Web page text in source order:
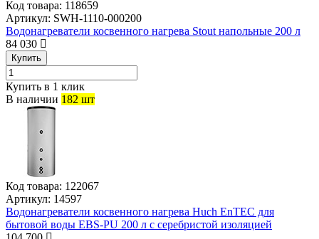
Код товара: 118659
Артикул: SWH-1110-000200
Водонагреватели косвенного нагрева Stout напольные 200 л
84 030
Купить
Купить в 1 клик
В наличии 182 шт
Код товара: 122067
Артикул: 14597
Водонагреватели косвенного нагрева Huch EnTEC для
бытовой воды EBS-PU 200 л c серебристой изоляцией